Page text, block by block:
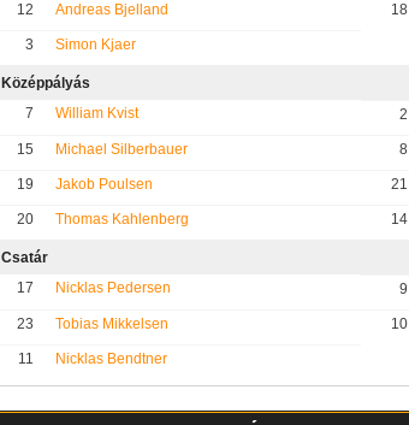
12 Andreas Bjelland 18
3 Simon Kjaer
Középpályás
7
William Kvist 2
15 Michael Silberbauer 8
19 Jakob Poulsen 21
20 Thomas Kahlenberg 14
Csatár
17
Nicklas Pedersen 9
23 Tobias Mikkelsen 10
11 Nicklas Bendtner